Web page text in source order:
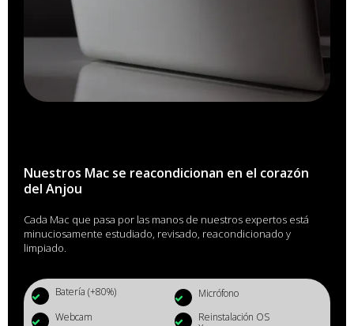
Nuestros Mac se reacondicionan en el corazón
del Anjou
Cada Mac que pasa por las manos de nuestros expertos está
minuciosamente estudiado, revisado, reacondicionado y
limpiado.
Batería (+80%)
Micrófono
Webcam
Reinstalación OS